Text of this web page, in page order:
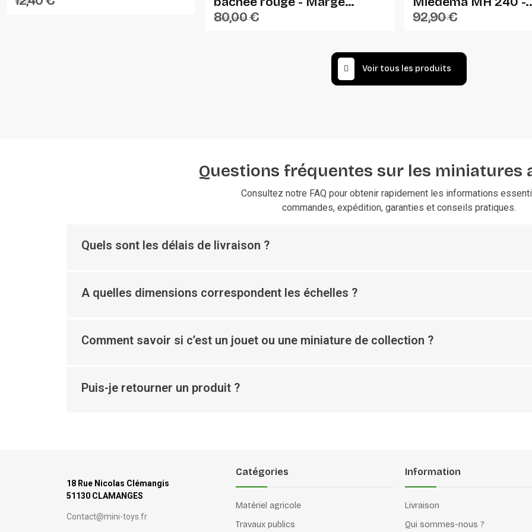
BRUDER
Models
MARGE MODELS
80,00 € AT-COLLECTIONS
92,90 €
Voir tous les produits
Questions fréquentes sur les miniatures
Consultez notre FAQ pour obtenir rapidement les informations
commandes, expédition, garanties et conseils pratiques.
Quels sont les délais de livraison ?
A quelles dimensions correspondent les échelles ?
Comment savoir si c’est un jouet ou une miniature de collection ?
Puis-je retourner un produit ?
18 Rue Nicolas Clémangis
51130 CLAMANGES
Contact@mini-toys.fr
Catégories
Matériel agricole
Travaux publics
Information
Livraison
Qui sommes-nous ?